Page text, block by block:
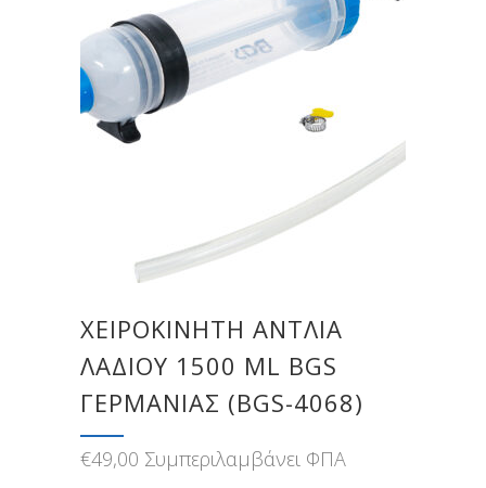
ΧΕΙΡΟΚΊΝΗΤΗ ΑΝΤΛΊΑ
ΛΑΔΙΟΎ 1500 ML BGS
ΓΕΡΜΑΝΊΑΣ (BGS-4068)
€49,00 Συμπεριλαμβάνει ΦΠΑ